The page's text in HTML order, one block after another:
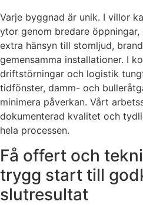
Varje byggnad är unik. I villor
ytor genom bredare
extra hänsyn till stomljud,
gemensamma installationer. I
driftstörningar och logistik
tidfönster, damm- och
minimera påverkan. Vårt
dokumenterad kvalitet och
hela processen.
Få offert och
trygg start till
slutresultat